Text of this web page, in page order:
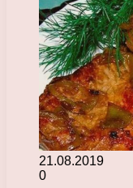
21.08.2019
0